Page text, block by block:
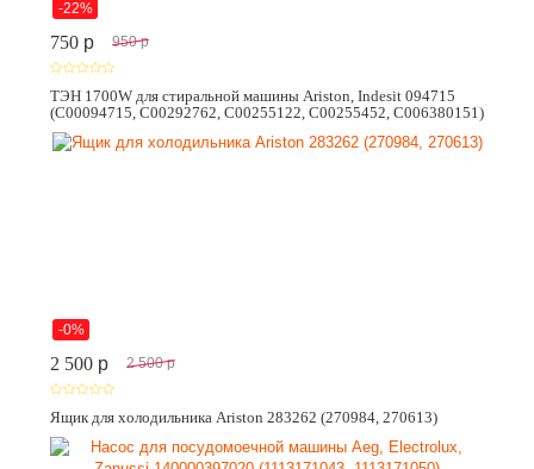
-22%
750 p 950 p
ТЭН 1700W для стиральной машины Ariston, Indesit 094715
(C00094715, C00292762, C00255122, C00255452, C006380151)
-0%
2 500 p 2 500 p
Ящик для холодильника Ariston 283262 (270984, 270613)